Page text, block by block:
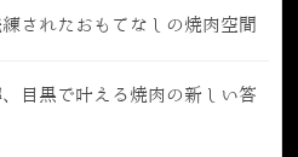
されたおもてなしの焼肉空間
目黒で叶える焼肉の新しい答